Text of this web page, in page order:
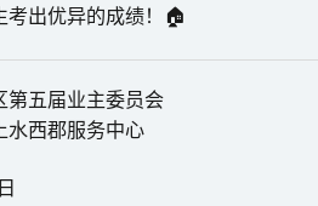
考出优异的成绩！🏠
第五届业主委员会
水西郡服务中心